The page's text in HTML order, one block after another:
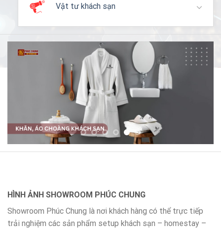
Vật tư khách sạn
HÌNH ẢNH SHOWROOM PHÚC CHUNG
Showroom Phúc Chung là nơi khách hàng có thể trực tiếp
trải nghiệm các sản phẩm setup khách sạn – homestay –